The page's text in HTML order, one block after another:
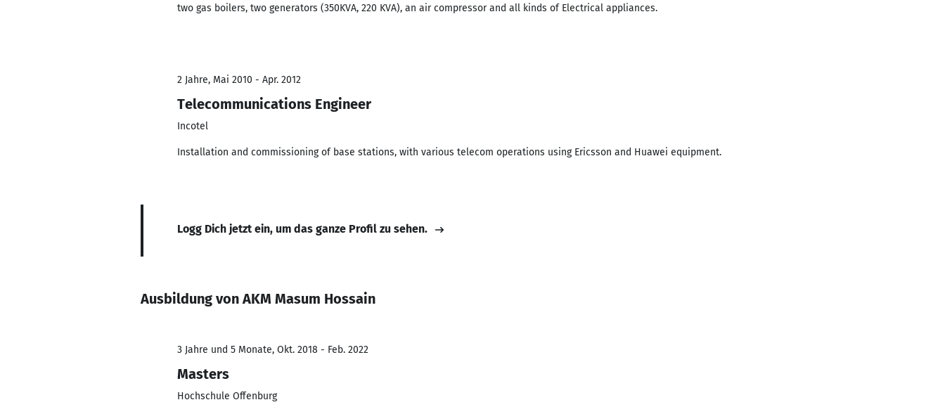
two gas boilers, two generators (350KVA, 220 KVA), an air compressor and all kinds of Electrical appliances.
2 Jahre, Mai 2010 - Apr. 2012
Telecommunications Engineer
Incotel
Installation and commissioning of base stations, with various telecom operations using Ericsson and Huawei equipment.
Logg Dich jetzt ein, um das ganze Profil zu sehen.
Ausbildung von AKM Masum Hossain
3 Jahre und 5 Monate, Okt. 2018 - Feb. 2022
Masters
Hochschule Offenburg